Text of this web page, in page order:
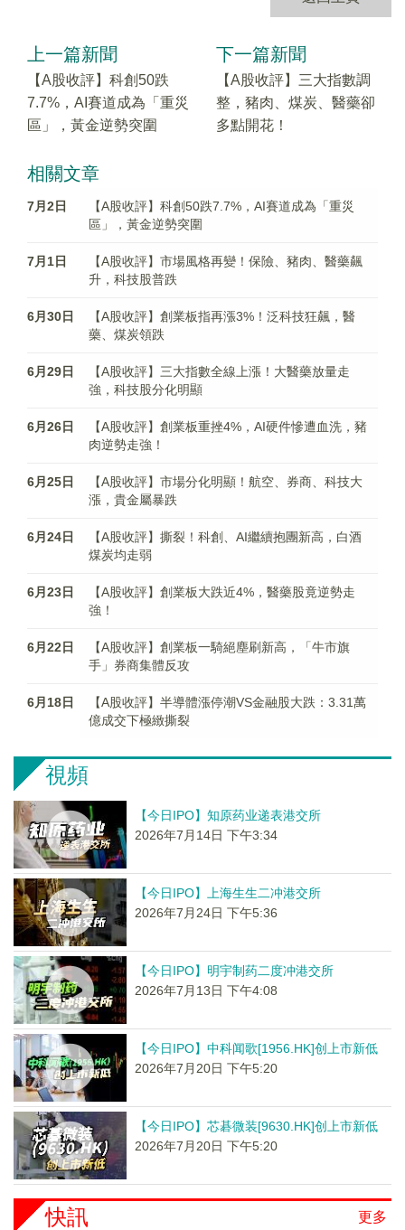
上一篇新聞
【A股收評】科創50跌
7.7%，AI賽道成為「重災
區」，黃金逆勢突圍
下一篇新聞
【A股收評】三大指數調
整，豬肉、煤炭、醫藥卻
多點開花！
相關文章
7月2日
【A股收評】科創50跌7.7%，AI賽道成為「重災
區」，黃金逆勢突圍
7月1日
【A股收評】市場風格再變！保險、豬肉、醫藥飆
升，科技股普跌
6月30日
【A股收評】創業板指再漲3%！泛科技狂飆，醫
藥、煤炭領跌
6月29日
【A股收評】三大指數全線上漲！大醫藥放量走
強，科技股分化明顯
6月26日
【A股收評】創業板重挫4%，AI硬件慘遭血洗，豬
肉逆勢走強！
6月25日
【A股收評】市場分化明顯！航空、券商、科技大
漲，貴金屬暴跌
6月24日
【A股收評】撕裂！科創、AI繼續抱團新高，白酒
煤炭均走弱
6月23日
【A股收評】創業板大跌近4%，醫藥股竟逆勢走
強！
6月22日
【A股收評】創業板一騎絕塵刷新高，「牛市旗
手」券商集體反攻
6月18日
【A股收評】半導體漲停潮VS金融股大跌：3.31萬
億成交下極緻撕裂
視頻
【今日IPO】知原药业递表港交所
2026年7月14日 下午3:34
【今日IPO】上海生生二冲港交所
2026年7月24日 下午5:36
【今日IPO】明宇制药二度冲港交所
2026年7月13日 下午4:08
【今日IPO】中科闻歌[1956.HK]创上市新低
2026年7月20日 下午5:20
【今日IPO】芯碁微装[9630.HK]创上市新低
2026年7月20日 下午5:20
更多
快訊